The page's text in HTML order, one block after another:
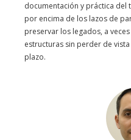
documentación y práctica del
por encima de los lazos de
preservar los legados, a
estructuras sin perder de
plazo.